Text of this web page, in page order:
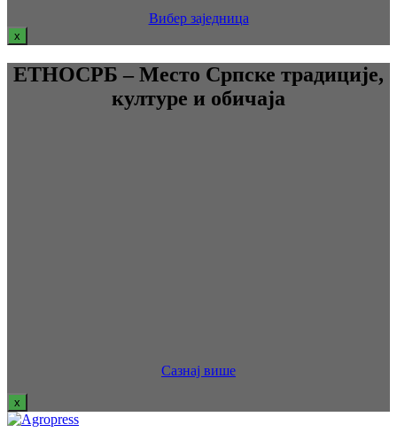
Вибер заједница
x
ЕТНОСРБ – Место Српске традиције,
културе и обичаја
Сазнај више
x